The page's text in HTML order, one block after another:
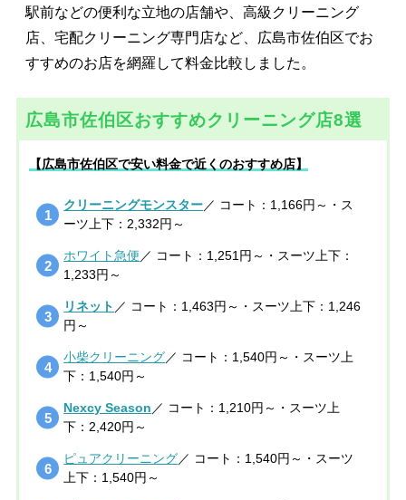
駅前などの便利な立地の店舗や、高級クリーニング
店、宅配クリーニング専門店など、広島市佐伯区でお
すすめのお店を網羅して料金比較しました。
広島市佐伯区おすすめクリーニング店8選
【広島市佐伯区で安い料金で近くのおすすめ店】
クリーニングモンスター／ コート：1,166円～・ス
ーツ上下：2,332円～
ホワイト急便 ／ コート：1,251円～・スーツ上下：
1,233円～
リネット ／ コート：1,463円～・スーツ上下：1,246
円～
小柴クリーニング／ コート：1,540円～・スーツ上
下：1,540円～
Nexcy Season ／ コート：1,210円～・スーツ上
下：2,420円～
ピュアクリーニング／ コート：1,540円～・スーツ
上下：1,540円～